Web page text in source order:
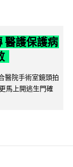
醫護保護病
醫院手術室鏡頭拍
馬上開逃生門確